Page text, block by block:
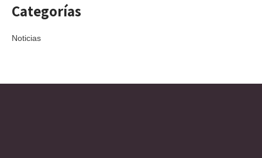
Categorías
Noticias